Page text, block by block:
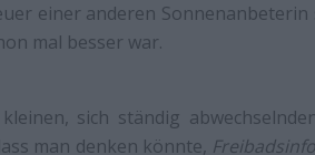
einer anderen
mal besser war.
sich ständig
man denken könnte,